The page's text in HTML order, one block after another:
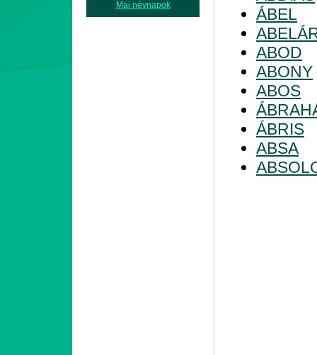
Mai névnapok
ÁBEL
ABOD
ABONY
ABOS
ÁBRIS
ABSA